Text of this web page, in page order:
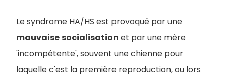
Le syndrome HA/HS est provoqué par une
mauvaisesocialisation et par une mère
'incompétente', souvent une chienne pour
laquelle c'est la première reproduction, ou lors